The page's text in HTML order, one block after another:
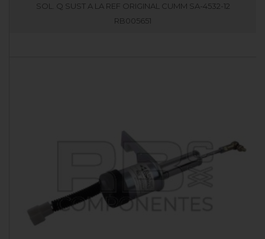
SOL. Q SUST A LA REF ORIGINAL CUMM SA-4532-12
RB005651